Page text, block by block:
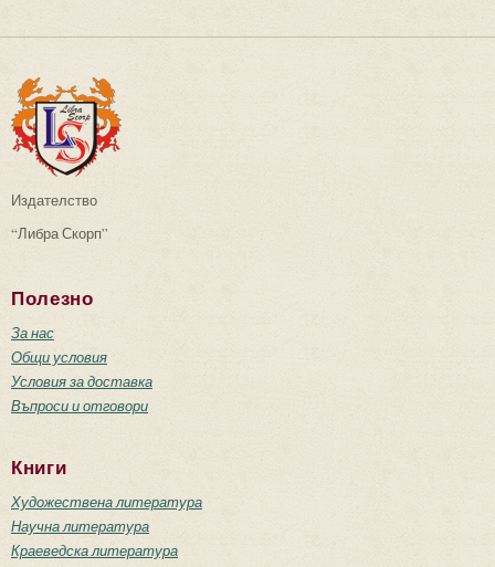
Издателство
“Либра Скорп”
Полезно
За нас
Общи условия
Условия за доставка
Въпроси и отговори
Книги
Художествена литература
Научна литература
Краеведска литература